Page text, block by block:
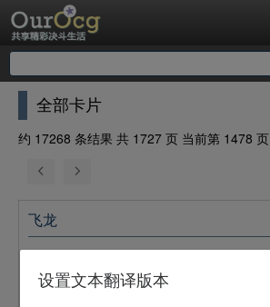
全部卡片
约 17268 条结果 共 1727 页 当前第 1478 页
飞龙
4 星 /ATK:1200 /DEF:
设置文本翻译版本